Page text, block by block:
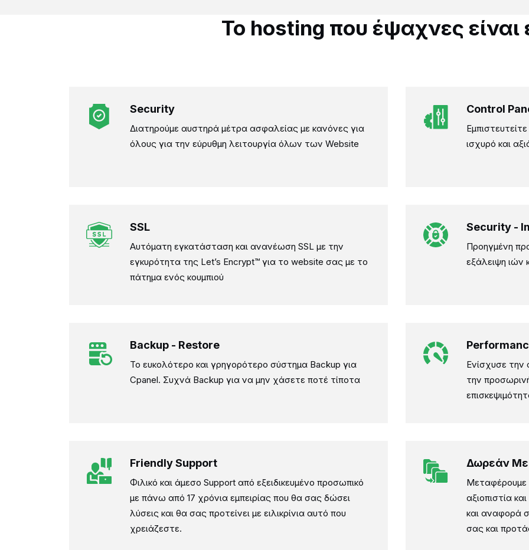
Το hosting που έψαχνες
Security
Διατηρούμε αυστηρά μέτρα ασφαλείας με κανόνες για
όλους για την εύρυθμη λειτουργία όλων των Website
SSL
Αυτόματη εγκατάσταση και ανανέωση SSL με την
εγκυρότητα της Let’s Encrypt™ για το website σας με το
πάτημα ενός κουμπιού
Backup - Restore
Το ευκολότερο και γρηγορότερο σύστημα Backup για
Cpanel. Συχνά Backup για να μην χάσετε ποτέ τίποτα
Friendly Support
Φιλικό και άμεσο Support από εξειδικευμένο προσωπικό
με πάνω από 17 χρόνια εμπειρίας που θα σας δώσει
λύσεις και θα σας προτείνει με ειλικρίνια αυτό που
χρειάζεστε.
Control
ισχυρό και
Security -
Προηγμένη
εξάλειψη ιών
Ενίσχυσε την
την
Δωρεάν
Μεταφέρουμε
αξιοπιστία
και αναφορά
σας και